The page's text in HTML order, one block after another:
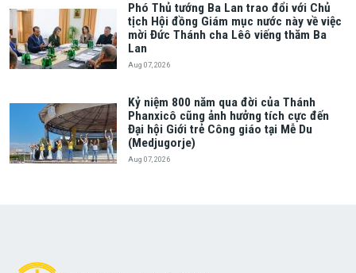
Phó Thủ tướng Ba Lan trao đổi với Chủ
tịch Hội đồng Giám mục nước này về việc
mời Đức Thánh cha Lêô viếng thăm Ba
Lan
Aug 07, 2026
Kỷ niệm 800 năm qua đời của Thánh
Phanxicô cũng ảnh hưởng tích cực đến
Đại hội Giới trẻ Công giáo tại Mễ Du
(Medjugorje)
Aug 07, 2026